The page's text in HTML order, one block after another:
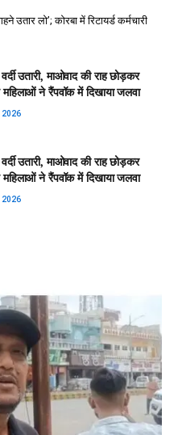
उतार लो’; कोरबा में रिटायर्ड कर्मचारी
उतारी, माओवाद की राह छोड़कर
महिलाओं ने रैंपवॉक में दिखाया जलवा
2026
उतारी, माओवाद की राह छोड़कर
महिलाओं ने रैंपवॉक में दिखाया जलवा
2026